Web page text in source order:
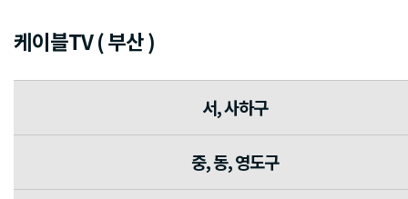
케이블TV ( 부산 )
서, 사하구
중, 동, 영도구